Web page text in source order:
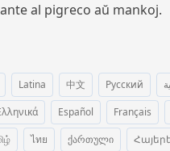
al pigreco aŭ mankoj.
Latina 中文 Русский
Español Français
ไทย ქართული